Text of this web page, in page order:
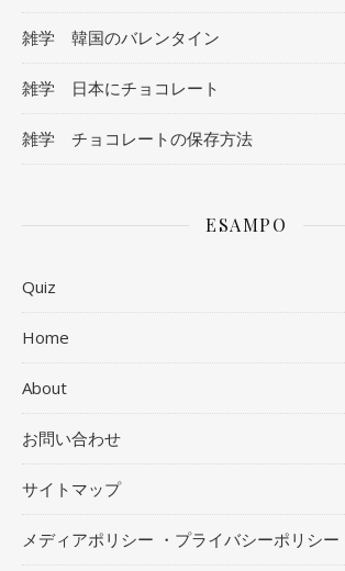
雑学 韓国のバレンタイン
雑学 日本にチョコレート
雑学 チョコレートの保存方法
ESAMPO
Quiz
Home
About
お問い合わせ
サイトマップ
メディアポリシー ・プライバシーポリシー